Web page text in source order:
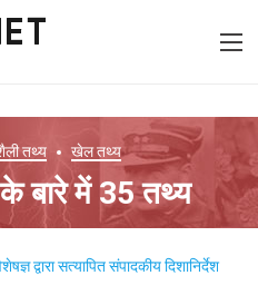
तथ्य खेलतथ्य
के बारे में 35 तथ्य
द्वारा सत्यापित संपादकीय दिशानिर्देश